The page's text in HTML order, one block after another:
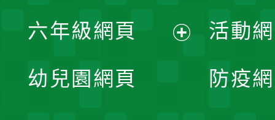
單
選
開
六年級網頁
幼兒園網頁
活動
防疫